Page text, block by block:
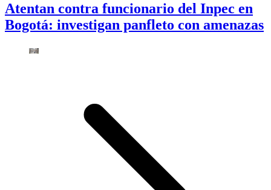
Atentan contra funcionario del Inpec en
Bogotá: investigan panfleto con amenazas